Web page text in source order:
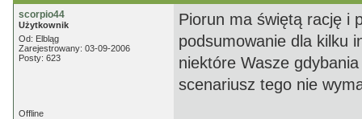
scorpio44
Użytkownik
Od: Elbląg
Zarejestrowany: 03-09-2006
Posty: 623
Piorun ma świętą rację i
podsumowanie dla kilku
niektóre Wasze
scenariusz tego nie
Offline